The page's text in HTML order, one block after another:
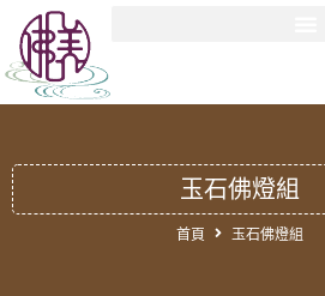
玉石佛燈組
首頁 玉石佛燈組